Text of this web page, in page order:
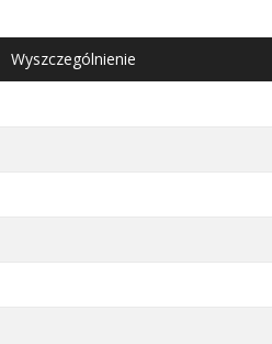
Wyszczególnienie